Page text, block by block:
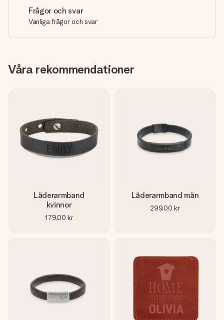
Frågor och svar
Vanliga frågor och svar
Våra rekommendationer
Läderarmband
kvinnor
179,00 kr
Läderarmband män
299,00 kr